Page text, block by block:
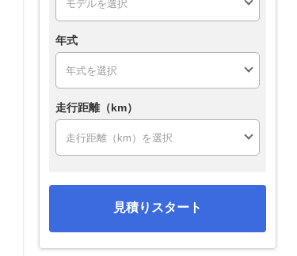
年式
走行距離（km）
見積りスタート